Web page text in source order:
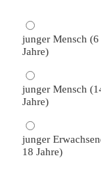
junger Mensch (6
Jahre)
junger Mensch
Jahre)
junger
18 Jahre)